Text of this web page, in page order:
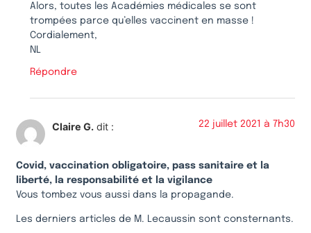
Alors, toutes les Académies médicales se sont
trompées parce qu’elles vaccinent en masse !
Cordialement,
NL
Répondre
Claire G. dit : 22 juillet 2021 à 7h30
Covid, vaccination obligatoire, pass sanitaire et la
liberté, la responsabilité et la vigilance
Vous tombez vous aussi dans la propagande.
Les derniers articles de M. Lecaussin sont consternants.